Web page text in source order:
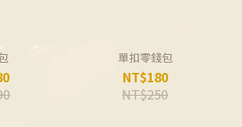
單扣零錢包
NT$180
NT$250